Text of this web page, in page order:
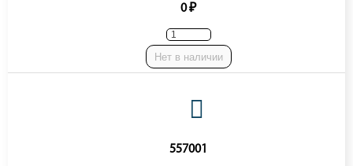
0 ₽
Нет в наличии
557001